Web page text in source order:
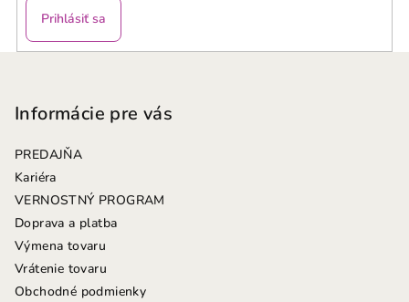
Prihlásiť sa
Informácie pre vás
PREDAJŇA
Kariéra
VERNOSTNÝ PROGRAM
Doprava a platba
Výmena tovaru
Vrátenie tovaru
Obchodné podmienky